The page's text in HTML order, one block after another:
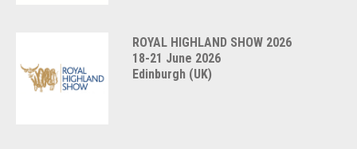
ROYAL HIGHLAND SHOW 2026
18-21 June 2026
Edinburgh (UK)